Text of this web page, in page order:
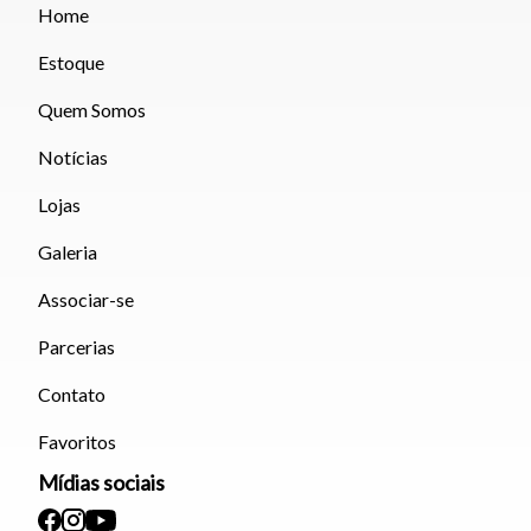
Home
Estoque
Quem Somos
Notícias
Lojas
Galeria
Associar-se
Parcerias
Contato
Favoritos
Mídias sociais